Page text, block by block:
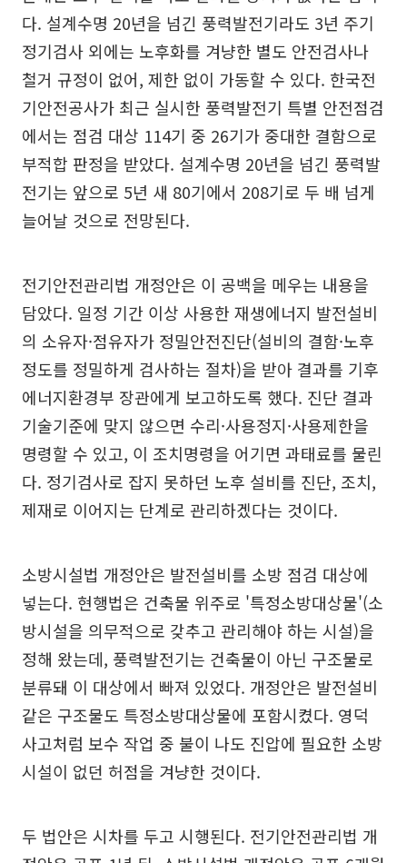
다. 설계수명 20년을 넘긴 풍력발전기라도 3년 주기
정기검사 외에는 노후화를 겨냥한 별도 안전검사나
철거 규정이 없어, 제한 없이 가동할 수 있다. 한국전
기안전공사가 최근 실시한 풍력발전기 특별 안전점검
에서는 점검 대상 114기 중 26기가 중대한 결함으로
부적합 판정을 받았다. 설계수명 20년을 넘긴 풍력발
전기는 앞으로 5년 새 80기에서 208기로 두 배 넘게
늘어날 것으로 전망된다.
전기안전관리법 개정안은 이 공백을 메우는 내용을
담았다. 일정 기간 이상 사용한 재생에너지 발전설비
의 소유자·점유자가 정밀안전진단(설비의 결함·노후
정도를 정밀하게 검사하는 절차)을 받아 결과를 기후
에너지환경부 장관에게 보고하도록 했다. 진단 결과
기술기준에 맞지 않으면 수리·사용정지·사용제한을
명령할 수 있고, 이 조치명령을 어기면 과태료를 물린
다. 정기검사로 잡지 못하던 노후 설비를 진단, 조치,
제재로 이어지는 단계로 관리하겠다는 것이다.
소방시설법 개정안은 발전설비를 소방 점검 대상에
넣는다. 현행법은 건축물 위주로 '특정소방대상물'(소
방시설을 의무적으로 갖추고 관리해야 하는 시설)을
정해 왔는데, 풍력발전기는 건축물이 아닌 구조물로
분류돼 이 대상에서 빠져 있었다. 개정안은 발전설비
같은 구조물도 특정소방대상물에 포함시켰다. 영덕
사고처럼 보수 작업 중 불이 나도 진압에 필요한 소방
시설이 없던 허점을 겨냥한 것이다.
두 법안은 시차를 두고 시행된다. 전기안전관리법 개